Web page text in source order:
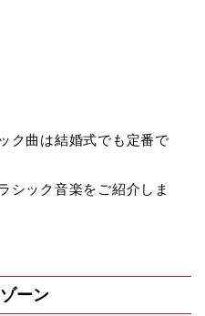
ク曲は結婚式でも定番で
シック音楽をご紹介しま
ーン